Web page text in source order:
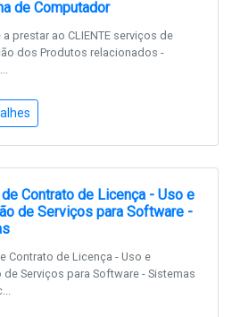
de Computador
prestar ao CLIENTE serviços de
dos Produtos relacionados -
Contrato de Licença - Uso e
de Serviços para Software -
Contrato de Licença - Uso e
de Serviços para Software - Sistemas